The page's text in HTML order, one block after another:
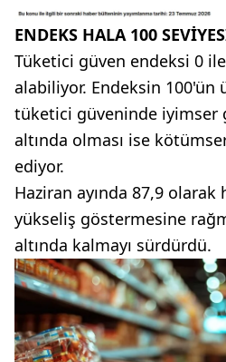
ENDEKS HALA 100
Tüketici güven endeksi 0
alabiliyor. Endeksin 100'ün
tüketici güveninde iyimser
altında olması ise
ediyor.
Haziran ayında 87,9
yükseliş göstermesine
altında kalmayı sürdürdü.